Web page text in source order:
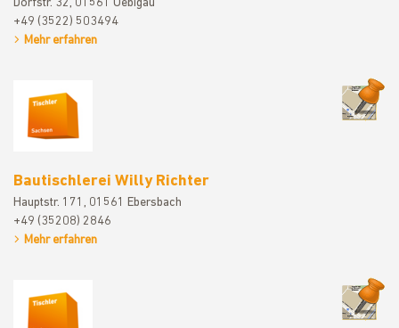
Dorfstr. 32, 01561 Uebigau
+49 (3522) 503494
Mehr erfahren
Bautischlerei Willy Richter
Hauptstr. 171, 01561 Ebersbach
+49 (35208) 2846
Mehr erfahren